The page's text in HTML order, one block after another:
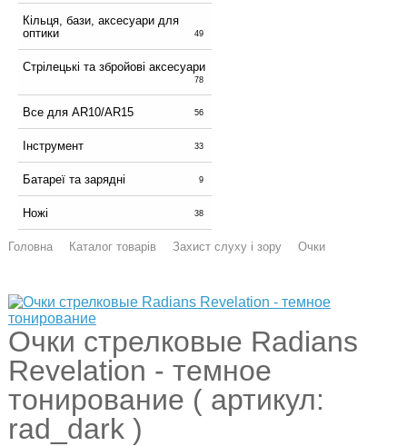
Кільця, бази, аксесуари для
оптики
49
Стрілецькі та збройові аксесуари
78
Все для AR10/AR15 56
Інструмент 33
Батареї та зарядні 9
Ножі 38
Головна Каталог товарів Захист слуху і зору Очки
Очки стрелковые Radians
Revelation - темное
тонирование ( артикул:
rad_dark )